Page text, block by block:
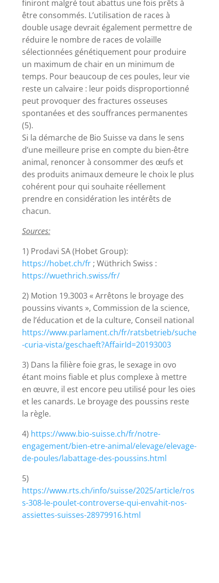
finiront malgré tout abattus une fois prêts à
être consommés. L’utilisation de races à
double usage devrait également permettre de
réduire le nombre de races de volaille
sélectionnées génétiquement pour produire
un maximum de chair en un minimum de
temps. Pour beaucoup de ces poules, leur vie
reste un calvaire : leur poids disproportionné
peut provoquer des fractures osseuses
spontanées et des souffrances permanentes
(5).
Si la démarche de Bio Suisse va dans le sens
d’une meilleure prise en compte du bien-être
animal, renoncer à consommer des œufs et
des produits animaux demeure le choix le plus
cohérent pour qui souhaite réellement
prendre en considération les intérêts de
chacun.
Sources:
1) Prodavi SA (Hobet Group):
https://hobet.ch/fr; Wüthrich Swiss :
https://wuethrich.swiss/fr/
2) Motion 19.3003 « Arrêtons le broyage des
poussins vivants », Commission de la science,
de l’éducation et de la culture, Conseil national
https://www.parlament.ch/fr/ratsbetrieb/suche
-curia-vista/geschaeft?AffairId=20193003
3) Dans la filière foie gras, le sexage in ovo
étant moins fiable et plus complexe à mettre
en œuvre, il est encore peu utilisé pour les oies
et les canards. Le broyage des poussins reste
la règle.
4) https://www.bio-suisse.ch/fr/notre-
engagement/bien-etre-animal/elevage/elevage-
de-poules/labattage-des-poussins.html
5)
https://www.rts.ch/info/suisse/2025/article/ros
s-308-le-poulet-controverse-qui-envahit-nos-
assiettes-suisses-28979916.html